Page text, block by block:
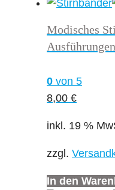
Modisches
0 von 5
8,00 €
inkl. 19 %
zzgl.
In den